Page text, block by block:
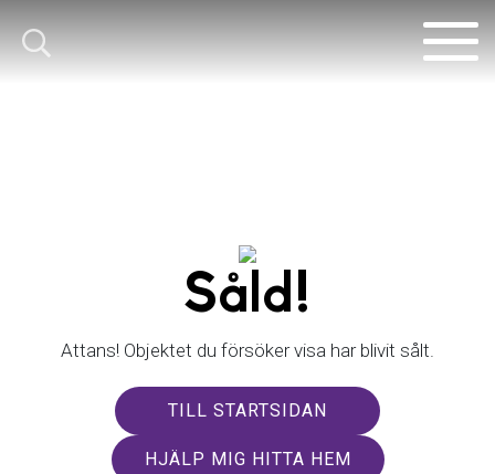
Såld!
Attans! Objektet du försöker visa har blivit sålt.
TILL STARTSIDAN
HJÄLP MIG HITTA HEM